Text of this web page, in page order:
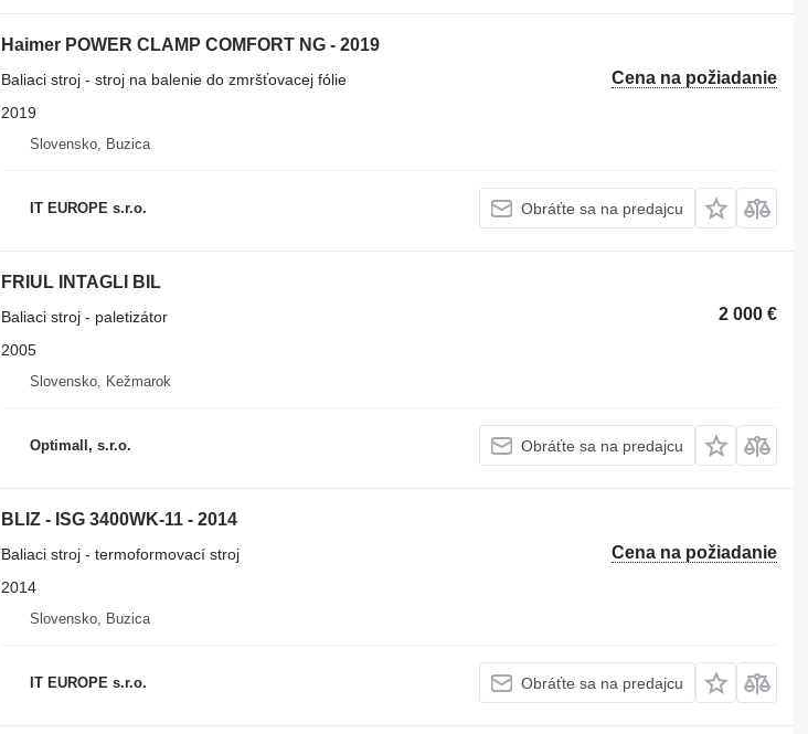
Haimer POWER CLAMP COMFORT NG - 2019
Cena na požiadanie
Baliaci stroj - stroj na balenie do zmršťovacej fólie
2019
Slovensko, Buzica
IT EUROPE s.r.o. Obráťte sa na predajcu
FRIUL INTAGLI BIL
2 000 €
Baliaci stroj - paletizátor
2005
Slovensko, Kežmarok
Optimall, s.r.o. Obráťte sa na predajcu
BLIZ - ISG 3400WK-11 - 2014
Cena na požiadanie
Baliaci stroj - termoformovací stroj
2014
Slovensko, Buzica
IT EUROPE s.r.o. Obráťte sa na predajcu